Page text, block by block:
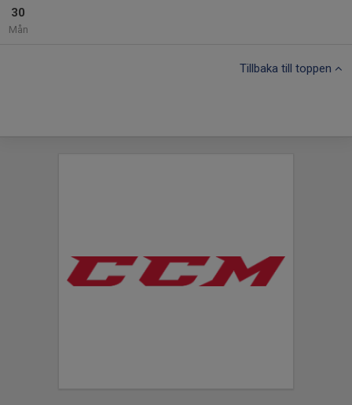
30
Mån
Tillbaka till toppen